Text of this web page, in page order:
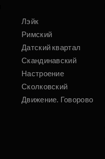
Лэйк
Римский
Датский квартал
Скандинавский
Настроение
Сколковский
Движение. Говорово